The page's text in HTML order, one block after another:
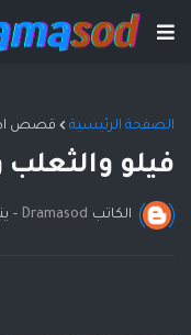
الصفحة الرئيسية قصص
فيلو والثعلب
الكاتب Dramasod
-